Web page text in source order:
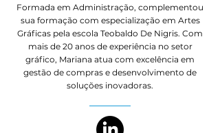
Formada em Administração, complementou
sua formação com especialização em Artes
Gráficas pela escola Teobaldo De Nigris. Com
mais de 20 anos de experiência no setor
gráfico, Mariana atua com excelência em
gestão de compras e desenvolvimento de
soluções inovadoras.